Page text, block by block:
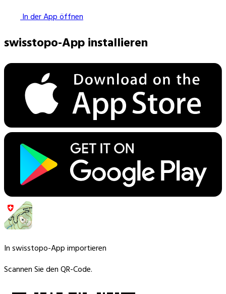
In der App öffnen
swisstopo-App installieren
In swisstopo-App importieren
Scannen Sie den QR-Code.